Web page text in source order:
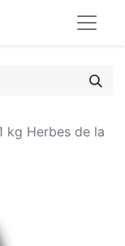
kg Herbes de la